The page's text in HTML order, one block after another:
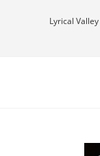
Lyrical Valley